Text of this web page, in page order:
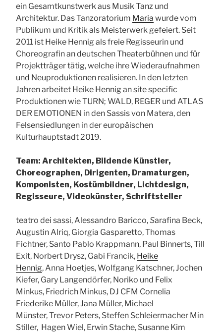
ein Gesamtkunstwerk aus Musik Tanz und
Architektur. Das Tanzoratorium Maria wurde vom
Publikum und Kritik als Meisterwerk gefeiert. Seit
2011 ist Heike Hennig als freie Regisseurin und
Choreografin an deutschen Theaterbühnen und für
Projektträger tätig, welche ihre Wiederaufnahmen
und Neuproduktionen realisieren. In den letzten
Jahren arbeitet Heike Hennig an site specific
Produktionen wie TURN; WALD, REGER und ATLAS
DER EMOTIONEN in den Sassis von Matera, den
Felsensiedlungen in der europäischen
Kulturhauptstadt 2019.
Team: Architekten, Bildende Künstler,
Choreographen, Dirigenten, Dramaturgen,
Komponisten, Kostümbildner, Lichtdesign,
Regisseure, Videokünster, Schriftsteller
teatro dei sassi, Alessandro Baricco,Sarafina Beck,
Augustin Alriq, Giorgia Gasparetto, Thomas
Fichtner, Santo Pablo Krappmann, Paul Binnerts, Till
Exit, Norbert Drysz, Gabi Francik, Heike
Hennig, Anna Hoetjes, Wolfgang Katschner, Jochen
Kiefer, Gary Langendörfer, Noriko und Felix
Minkus, Friedrich Minkus, DJ CFM Cornelia
Friederike Müller, Jana Müller, Michael
Münster, Trevor Peters, Steffen Schleiermacher Min
Stiller, Hagen Wiel, Erwin Stache, Susanne Kim